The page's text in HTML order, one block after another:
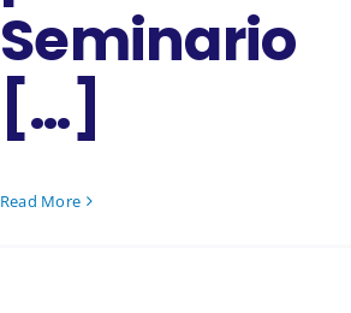
Seminario
[…]
Read More